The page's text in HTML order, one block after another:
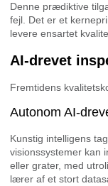
Denne prædiktive
fejl. Det er et
levere ensartet
AI-drevet
Fremtidens
Autonom AI-
Kunstig intelligens
visionssystemer kan
eller grater, med
lærer af et stort